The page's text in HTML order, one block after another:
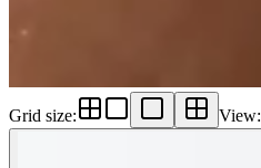
Grid size: View: